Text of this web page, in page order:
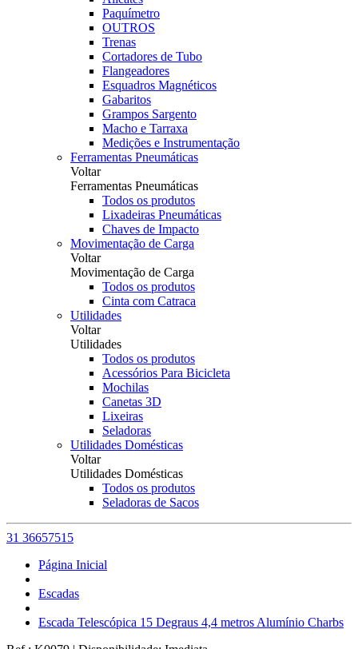
Paquímetro
OUTROS
Trenas
Cortadores de Tubo
Flangeadores
Esquadros Magnéticos
Gabaritos
Grampos Sargento
Macho e Tarraxa
Medições e Instrumentação
Ferramentas Pneumáticas
Voltar
Ferramentas Pneumáticas
Todos os produtos
Lixadeiras Pneumáticas
Chaves de Impacto
Movimentação de Carga
Voltar
Movimentação de Carga
Todos os produtos
Cinta com Catraca
Utilidades
Voltar
Utilidades
Todos os produtos
Acessórios Para Bicicleta
Mochilas
Canetas 3D
Lixeiras
Seladoras
Utilidades Domésticas
Voltar
Utilidades Domésticas
Todos os produtos
Seladoras de Sacos
31 36657515
Página Inicial
Escadas
Escada Telescópica 15 Degraus 4,4 metros Alumínio Charbs